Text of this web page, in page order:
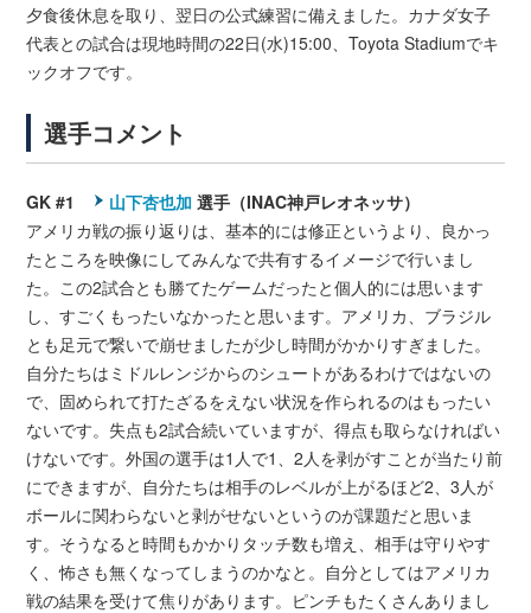
夕食後休息を取り、翌日の公式練習に備えました。カナダ女子
代表との試合は現地時間の22日(水)15:00、Toyota Stadiumでキ
ックオフです。
選手コメント
GK #1 山下杏也加 選手（INAC神戸レオネッサ）
アメリカ戦の振り返りは、基本的には修正というより、良かっ
たところを映像にしてみんなで共有するイメージで行いまし
た。この2試合とも勝てたゲームだったと個人的には思います
し、すごくもったいなかったと思います。アメリカ、ブラジル
とも足元で繋いで崩せましたが少し時間がかかりすぎました。
自分たちはミドルレンジからのシュートがあるわけではないの
で、固められて打たざるをえない状況を作られるのはもったい
ないです。失点も2試合続いていますが、得点も取らなければい
けないです。外国の選手は1人で1、2人を剥がすことが当たり前
にできますが、自分たちは相手のレベルが上がるほど2、3人が
ボールに関わらないと剥がせないというのが課題だと思いま
す。そうなると時間もかかりタッチ数も増え、相手は守りやす
く、怖さも無くなってしまうのかなと。自分としてはアメリカ
戦の結果を受けて焦りがあります。ピンチもたくさんありまし